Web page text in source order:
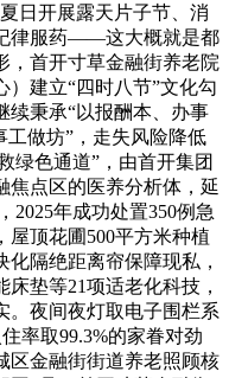
日开展露天片子节、消
律服药——这大概就是都
，首开寸草金融街养老院
）建立“四时八节”文化勾
续秉承“以报酬本、办事
工做坊”，走失风险降低
绿色通道”，由首开集团
焦点区的医养分析体，延
2025年成功处置350例急
屋顶花圃500平方米种植
隔绝距离帘保障现私，
垫等21项适老化科技，
。夜间夜灯取电子围栏系
率取99.3%的家眷对劲
区金融街街道养老照顾核